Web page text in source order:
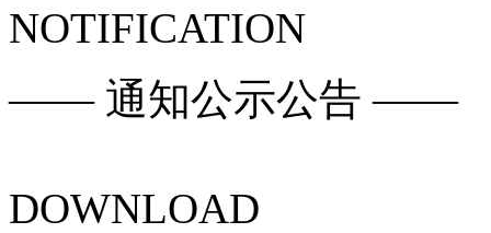
NOTIFICATION
—— 通知公示公告 ——
DOWNLOAD